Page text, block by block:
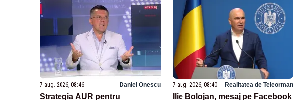
7 aug. 2026, 08:46 Daniel Onescu
Strategia AUR pentru
7 aug. 2026, 08:40 Realitatea de Teleorman
Ilie Bolojan, mesaj pe Facebook